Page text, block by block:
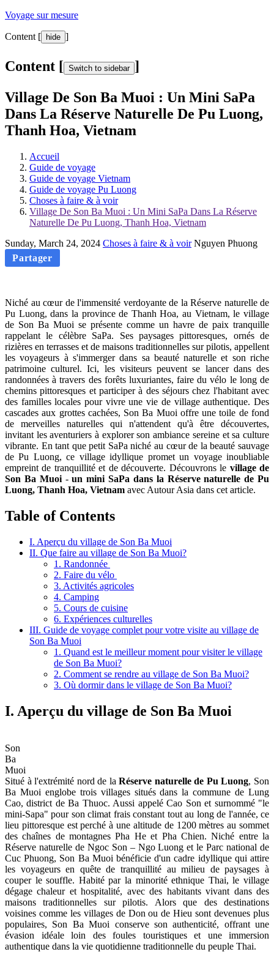
Voyage sur mesure
Content [ hide ]
Content [ Switch to sidebar ]
Village De Son Ba Muoi : Un Mini SaPa
Dans La Réserve Naturelle De Pu Luong,
Thanh Hoa, Vietnam
Accueil
Guide de voyage
Guide de voyage Vietnam
Guide de voyage Pu Luong
Choses à faire & à voir
Village De Son Ba Muoi : Un Mini SaPa Dans La Réserve
Naturelle De Pu Luong, Thanh Hoa, Vietnam
Sunday, March 24, 2024 Choses à faire & à voir Nguyen Phuong
Partager
Niché au cœur de l'immensité verdoyante de la Réserve naturelle de
Pu Luong, dans la province de Thanh Hoa, au Vietnam, le village
de Son Ba Muoi se présente comme un havre de paix tranquille
rappelant le célèbre SaPa. Ses paysages pittoresques, ornés de
rizières en terrasses et de maisons traditionnelles sur pilotis, appellent
les voyageurs à s'immerger dans sa beauté naturelle et son riche
patrimoine culturel. Ici, les visiteurs peuvent se lancer dans des
randonnées à travers des forêts luxuriantes, faire du vélo le long de
chemins pittoresques et participer à des séjours chez l'habitant avec
des familles locales pour vivre une vie de village authentique. Des
cascades aux grottes cachées, Son Ba Muoi offre une toile de fond
de merveilles naturelles qui n'attendent qu'à être découvertes,
invitant les aventuriers à explorer son ambiance sereine et sa culture
vibrante. En tant que petit SaPa niché au cœur de la beauté sauvage
de Pu Luong, ce village idyllique promet un voyage inoubliable
empreint de tranquillité et de découverte. Découvrons le village de
Son Ba Muoi-un mini SaPa dans la Réserve naturelle de Pu
Luong, Thanh Hoa, Vietnam avec Autour Asia dans cet article.
Table of Contents
I. Aperçu du village de Son Ba Muoi
II. Que faire au village de Son Ba Muoi?
1. Randonnée
2. Faire du vélo
3. Activités agricoles
4. Camping
5. Cours de cuisine
6. Expériences culturelles
III. Guide de voyage complet pour votre visite au village de
Son Ba Muoi
1. Quand est le meilleur moment pour visiter le village
de Son Ba Muoi?
2. Comment se rendre au village de Son Ba Muoi?
3. Où dormir dans le village de Son Ba Muoi?
I. Aperçu du village de Son Ba Muoi
Son
Ba
Muoi
Situé à l'extrémité nord de la Réserve naturelle de Pu Luong, Son
Ba Muoi englobe trois villages situés dans la commune de Lung
Cao, district de Ba Thuoc. Aussi appelé Cao Son et surnommé "le
mini-Sapa" pour son climat frais constant tout au long de l'année, ce
lieu pittoresque est perché à une altitude de 1200 mètres au sommet
des chaînes de montagnes Pha He et Pha Chien. Niché entre la
Réserve naturelle de Ngoc Son – Ngo Luong et le Parc national de
Cuc Phuong, Son Ba Muoi bénéficie d'un cadre idyllique qui attire
les voyageurs en quête de tranquillité au milieu de paysages à
couper le souffle. Habité par la minorité ethnique Thai, le village
dégage chaleur et hospitalité, avec des habitants vivant dans des
maisons traditionnelles sur pilotis. Alors que des destinations
voisines comme les villages de Don ou de Hieu sont devenues plus
populaires, Son Ba Muoi conserve son authenticité, offrant une
évasion idéale loin des foules touristiques et une immersion
authentique dans la vie quotidienne traditionnelle du peuple Thai.